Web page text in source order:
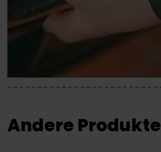
Andere Produkte